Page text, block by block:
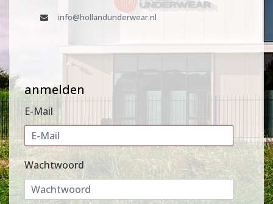
info@hollandunderwear.nl
anmelden
E-Mail
Wachtwoord